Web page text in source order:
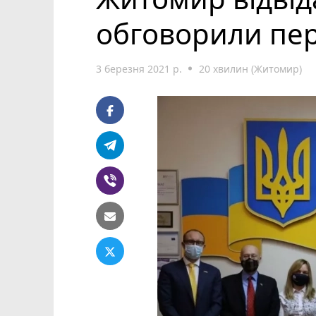
обговорили
3 березня 2021 р. 20 хвилин (Житомир)